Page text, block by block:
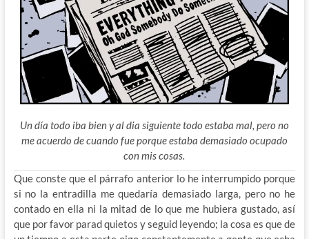
Un día todo iba bien y al dia siguiente todo estaba mal, pero no
me acuerdo de cuando fue porque estaba demasiado ocupado
con mis cosas.
Que conste que el párrafo anterior lo he interrumpido porque
si no la entradilla me quedaría demasiado larga, pero no he
contado en ella ni la mitad de lo que me hubiera gustado, así
que por favor parad quietos y seguid leyendo; la cosa es que de